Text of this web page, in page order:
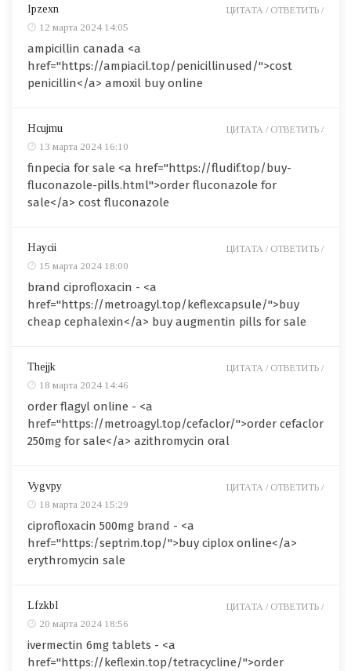
Ipzexn
12 марта 2024 14:05
ampicillin canada <a
href="https://ampiacil.top/penicillinused/">cost
penicillin</a> amoxil buy online
ЦИТАТА / ОТВЕТИТЬ /
Hcujmu
13 марта 2024 16:10
finpecia for sale <a href="https://fludif.top/buy-
fluconazole-pills.html">order fluconazole for
sale</a> cost fluconazole
ЦИТАТА / ОТВЕТИТЬ /
Haycii
15 марта 2024 18:00
brand ciprofloxacin - <a
href="https://metroagyl.top/keflexcapsule/">buy
cheap cephalexin</a> buy augmentin pills for sale
ЦИТАТА / ОТВЕТИТЬ /
Thejjk
18 марта 2024 14:46
order flagyl online - <a
href="https://metroagyl.top/cefaclor/">order cefaclor
250mg for sale</a> azithromycin oral
ЦИТАТА / ОТВЕТИТЬ /
Vygvpy
18 марта 2024 15:29
ciprofloxacin 500mg brand - <a
href="https:/septrim.top/">buy ciplox online</a>
erythromycin sale
ЦИТАТА / ОТВЕТИТЬ /
Lfzkbl
20 марта 2024 18:56
ivermectin 6mg tablets - <a
href="https://keflexin.top/tetracycline/">order
ЦИТАТА / ОТВЕТИТЬ /